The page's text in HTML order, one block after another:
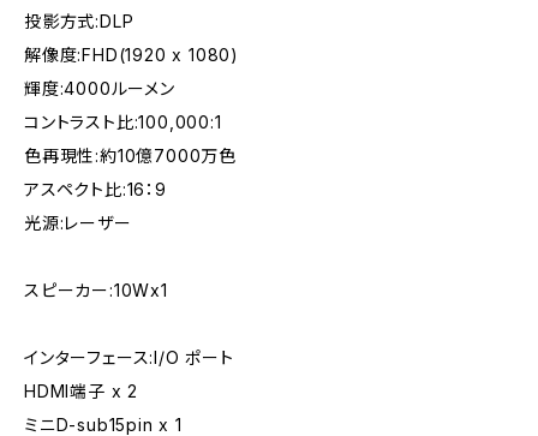
投影方式:DLP
解像度:FHD(1920 x 1080)
輝度:4000ルーメン
コントラスト比:100,000:1
色再現性:約10億7000万色
アスペクト比:16：9
光源:レーザー
スピーカー:10Wx1
インターフェース:I/O ポート
HDMI端子 x 2
ミニD-sub15pin x 1